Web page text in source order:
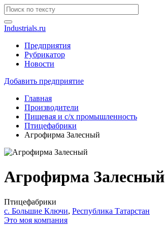
Industrials.ru
Предприятия
Рубрикатор
Новости
Добавить предприятие
Главная
Производители
Пищевая и с/х промышленность
Птицефабрики
Агрофирма Залесный
Агрофирма Залесный
Птицефабрики
с. Большие Ключи, Республика Татарстан
Это моя компания